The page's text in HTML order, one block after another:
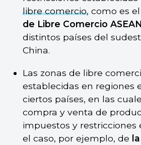
libre comercio, como es
de Libre Comercio
distintos países del
China.
Las zonas de libre
establecidas en regiones
ciertos países, en las
compra y venta de
impuestos y restricciones
el caso, por ejemplo, de